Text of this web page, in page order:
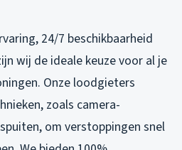
24/7 beschikbaarheid
wij de ideale keuze voor al je
Onze loodgieters
zoals camera-
om verstoppingen snel